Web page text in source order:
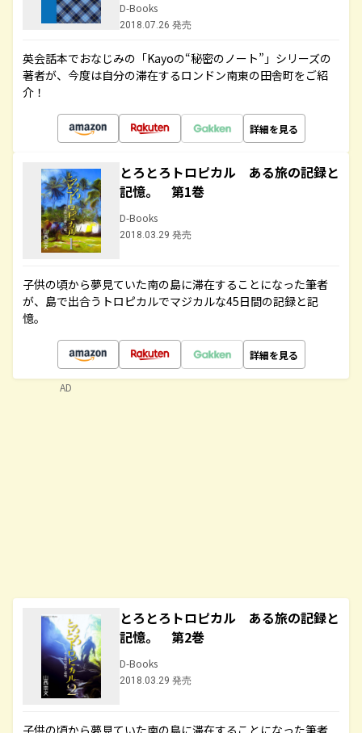
D-Books
2018.07.26 発売
英会話本でおなじみの「Kayoの“秘密のノート”」シリーズの
著者が、今度は自分の滞在するロンドン南東の田舎町をご紹
介！
詳細を見る
とろとろトロピカル ある旅の記録と
記憶。 第1巻
D-Books
2018.03.29 発売
子供の頃から夢見ていた南の島に滞在することになった筆者
が、島で出合うトロピカルでマジカルな45日間の記録と記
憶。
詳細を見る
とろとろトロピカル ある旅の記録と
記憶。 第2巻
D-Books
2018.03.29 発売
子供の頃から夢見ていた南の島に滞在することになった筆者
AD